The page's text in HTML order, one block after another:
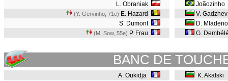
L. Obraniak
(Y. Gervinho, 71e) E. Hazard
S. Dumont
(M. Sow, 55e) P. Frau
Joãozinho
V. Gadzhev
D.
G.
BANC DE
A. Oukidja
K. Akalski